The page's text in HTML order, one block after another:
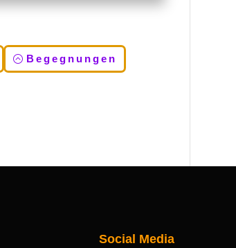
Begegnungen
Social Media